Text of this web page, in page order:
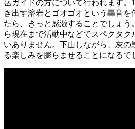
岳ガイドの方について行われます。
き出す溶岩とゴオゴオという轟音を
たら、きっと感激することでしょう
ら現在まで活動中などでスペクタク
いありません。下山しながら、灰の
る楽しみを膨らませることになるで